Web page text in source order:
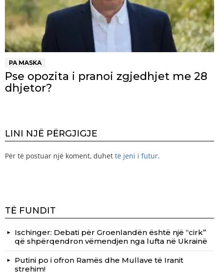
PA MASKA
Pse opozita i pranoi zgjedhjet me 28
dhjetor?
LINI NJË PËRGJIGJE
Për të postuar një koment, duhet të jeni i futur.
TË FUNDIT
Ischinger: Debati për Groenlandën është një “cirk”
që shpërqendron vëmendjen nga lufta në Ukrainë
Putini po i ofron Ramës dhe Mullave të Iranit
strehim!